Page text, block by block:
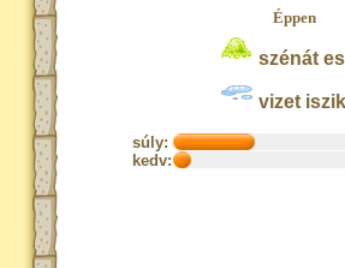
Éppen
szénát
vizet iszik
súly:
kedv: